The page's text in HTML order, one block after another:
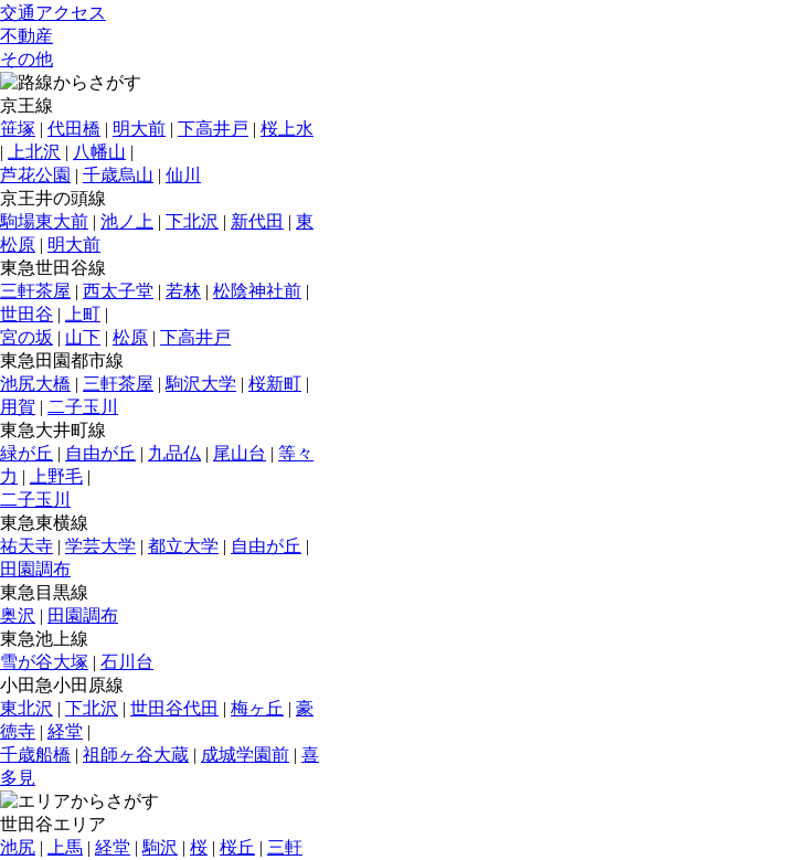
交通アクセス
不動産
その他
京王線
笹塚 | 代田橋 | 明大前 | 下高井戸 | 桜上水
|
上北沢 | 八幡山 |
芦花公園 | 千歳烏山 | 仙川
京王井の頭線
駒場東大前 | 池ノ上 | 下北沢 | 新代田 | 東
松原 | 明大前
東急世田谷線
三軒茶屋 | 西太子堂 | 若林 | 松陰神社前 |
世田谷 | 上町 |
宮の坂 | 山下 | 松原 | 下高井戸
東急田園都市線
池尻大橋 | 三軒茶屋 | 駒沢大学 | 桜新町 |
用賀 | 二子玉川
東急大井町線
緑が丘 | 自由が丘 | 九品仏 | 尾山台 | 等々
力 | 上野毛 |
二子玉川
東急東横線
祐天寺 | 学芸大学 | 都立大学 | 自由が丘 |
田園調布
東急目黒線
奥沢 | 田園調布
東急池上線
雪が谷大塚 | 石川台
小田急小田原線
東北沢 | 下北沢 | 世田谷代田 | 梅ヶ丘 | 豪
徳寺 | 経堂 |
千歳船橋 | 祖師ヶ谷大蔵 | 成城学園前 | 喜
多見
世田谷エリア
池尻 | 上馬 | 経堂 | 駒沢 | 桜 | 桜丘 | 三軒